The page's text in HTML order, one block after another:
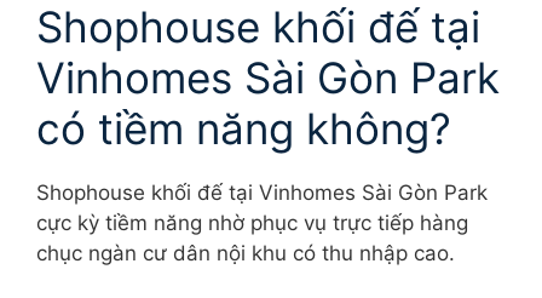
Shophouse khối đế tại
Vinhomes Sài Gòn Park
có tiềm năng không?
Shophouse khối đế tại Vinhomes Sài Gòn Park
cực kỳ tiềm năng nhờ phục vụ trực tiếp hàng
chục ngàn cư dân nội khu có thu nhập cao.